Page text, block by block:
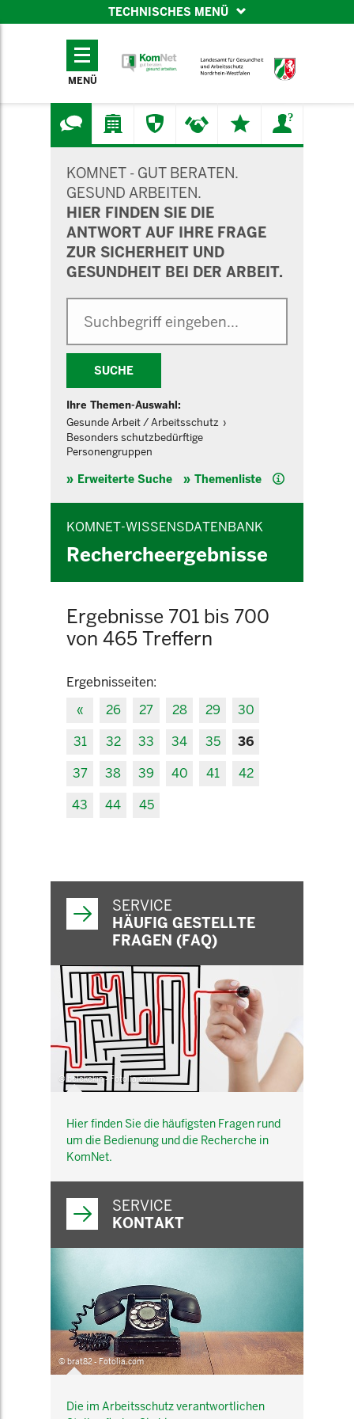
TECHNISCHES MENÜ
TECHNISCHES
MENÜ
KOMNET - GUT BERATEN.
GESUND ARBEITEN.
HIER FINDEN SIE DIE
ANTWORT AUF IHRE FRAGE
ZUR SICHERHEIT UND
GESUNDHEIT BEI DER ARBEIT.
SUCHE
Ihre Themen-Auswahl:
Gesunde Arbeit / Arbeitsschutz
Besonders schutzbedürftige
Personengruppen
Erweiterte Suche Themenliste Hilfe
KOMNET-WISSENSDATENBANK
Rechercheergebnisse
Ergebnisse 701 bis 700
von 465 Treffern
Ergebnisseiten:
«
26 27 28 29
30
31
32 33 34 35
36
37
38 39 40 41
42
43
44 45
SERVICE
HÄUFIG GESTELLTE
FRAGEN (FAQ)
© belekekin - Fotolia.com
Hier finden Sie die häufigsten Fragen rund
um die Bedienung und die Recherche in
KomNet.
SERVICE
KONTAKT
© brat82 - Fotolia.com
Die im Arbeitsschutz verantwortlichen